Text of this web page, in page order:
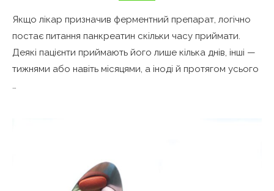
Якщо лікар призначив ферментний препарат, логічно
постає питання панкреатин скільки часу приймати.
Деякі пацієнти приймають його лише кілька днів, інші —
тижнями або навіть місяцями, а іноді й протягом усього
…